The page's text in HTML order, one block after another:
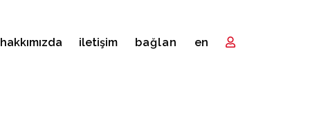
hakkımızda i̇letişim bağlan en